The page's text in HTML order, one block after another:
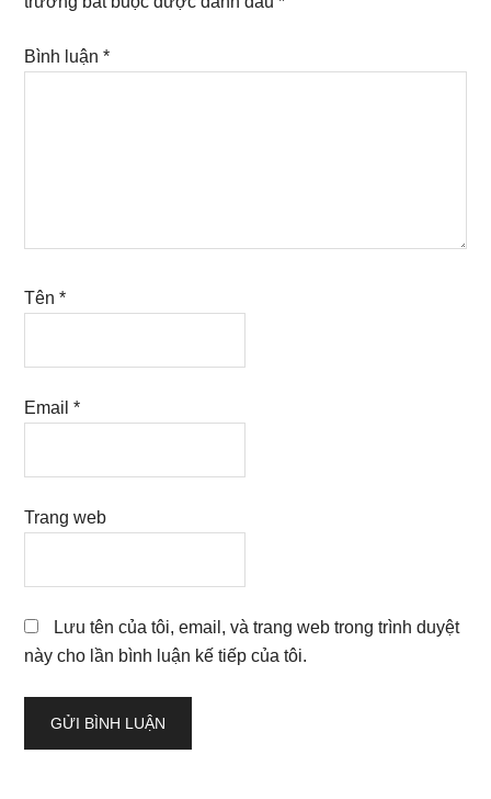
Bình luận*
Tên*
Email*
Trang web
Lưu tên của tôi, email, và trang web trong trình duyệt
này cho lần bình luận kế tiếp của tôi.